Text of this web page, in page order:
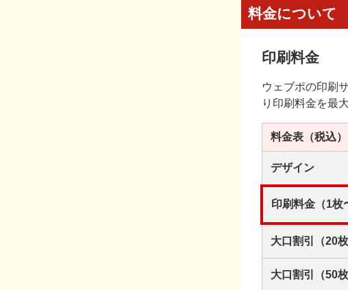
料金について
印刷料金
ウェブポの印刷
り印刷料金を最
料金表 （税込）
デザイン
印刷料金（1枚
大口割引（20枚
大口割引（50枚